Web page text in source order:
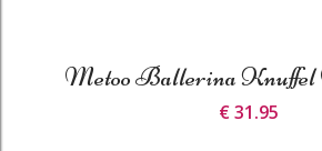
Metoo Ballerina
€ 31.95